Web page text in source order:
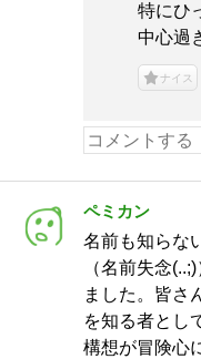
特にひ
中心過
ナイス
ペミカン
名前も知らな
（名前失念
ました。皆さ
を知る者とし
構想が冒険心